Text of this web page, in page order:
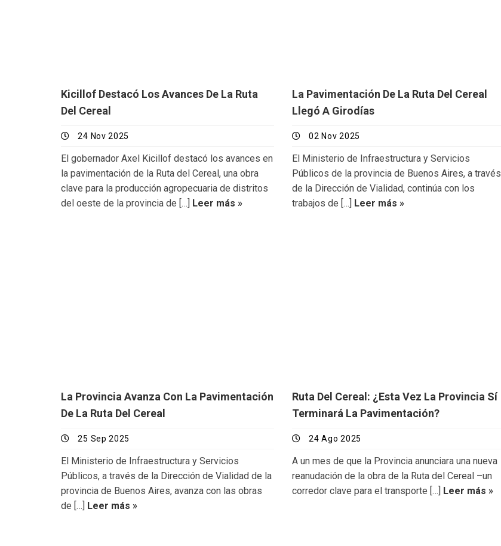
Kicillof Destacó Los Avances De La Ruta
Del Cereal
24 Nov 2025
El gobernador Axel Kicillof destacó los avances en
la pavimentación de la Ruta del Cereal, una obra
clave para la producción agropecuaria de distritos
del oeste de la provincia de […]
Leer más »
La Pavimentación De La Ruta Del Cereal
Llegó A Girodías
02 Nov 2025
El Ministerio de Infraestructura y Servicios
Públicos de la provincia de Buenos Aires, a través
de la Dirección de Vialidad, continúa con los
trabajos de […]
Leer más »
La Provincia Avanza Con La Pavimentación
De La Ruta Del Cereal
25 Sep 2025
El Ministerio de Infraestructura y Servicios
Públicos, a través de la Dirección de Vialidad de la
provincia de Buenos Aires, avanza con las obras
de […]
Leer más »
Ruta Del Cereal: ¿esta Vez La Provincia Sí
Terminará La Pavimentación?
24 Ago 2025
A un mes de que la Provincia anunciara una nueva
reanudación de la obra de la Ruta del Cereal –un
corredor clave para el transporte […]
Leer más »